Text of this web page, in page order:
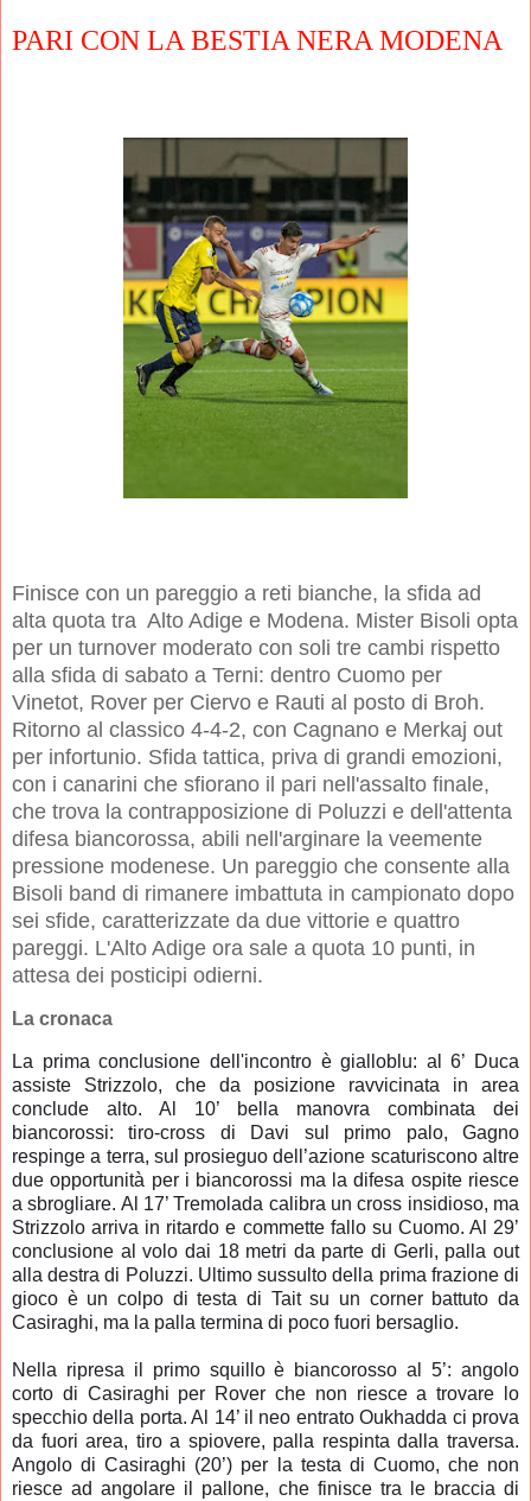
PARI CON LA BESTIA NERA MODENA
Finisce con un pareggio a reti bianche, la sfida ad
alta quota tra Alto Adige e Modena. Mister Bisoli opta
per un turnover moderato con soli tre cambi rispetto
alla sfida di sabato a Terni: dentro Cuomo per
Vinetot, Rover per Ciervo e Rauti al posto di Broh.
Ritorno al classico 4-4-2, con Cagnano e Merkaj out
per infortunio. Sfida tattica, priva di grandi emozioni,
con i canarini che sfiorano il pari nell'assalto finale,
che trova la contrapposizione di Poluzzi e dell'attenta
difesa biancorossa, abili nell'arginare la veemente
pressione modenese. Un pareggio che consente alla
Bisoli band di rimanere imbattuta in campionato dopo
sei sfide, caratterizzate da due vittorie e quattro
pareggi. L'Alto Adige ora sale a quota 10 punti, in
attesa dei posticipi odierni.
La cronaca
La prima conclusione dell'incontro è gialloblu: al 6’ Duca
assiste Strizzolo, che da posizione ravvicinata in area
conclude alto. Al 10’ bella manovra combinata dei
biancorossi: tiro-cross di Davi sul primo palo, Gagno
respinge a terra, sul prosieguo dell’azione scaturiscono altre
due opportunità per i biancorossi ma la difesa ospite riesce
a sbrogliare. Al 17’ Tremolada calibra un cross insidioso, ma
Strizzolo arriva in ritardo e commette fallo su Cuomo. Al 29’
conclusione al volo dai 18 metri da parte di Gerli, palla out
alla destra di Poluzzi. Ultimo sussulto della prima frazione di
gioco è un colpo di testa di Tait su un corner battuto da
Casiraghi, ma la palla termina di poco fuori bersaglio.
Nella ripresa il primo squillo è biancorosso al 5’: angolo
corto di Casiraghi per Rover che non riesce a trovare lo
specchio della porta. Al 14’ il neo entrato Oukhadda ci prova
da fuori area, tiro a spiovere, palla respinta dalla traversa.
Angolo di Casiraghi (20’) per la testa di Cuomo, che non
riesce ad angolare il pallone, che finisce tra le braccia di